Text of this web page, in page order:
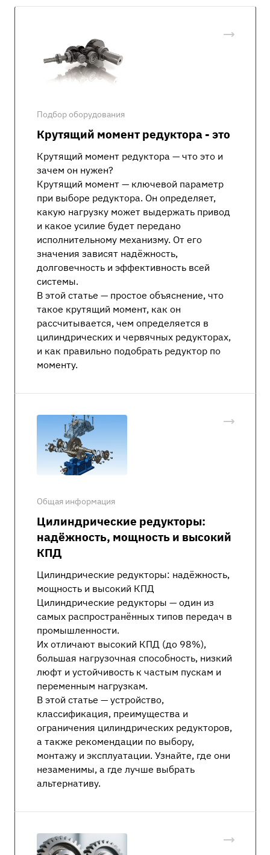
Подбор оборудования
Крутящий момент редуктора - это
Крутящий момент редуктора — что это и
зачем он нужен?
Крутящий момент — ключевой параметр
при выборе редуктора. Он определяет,
какую нагрузку может выдержать привод
и какое усилие будет передано
исполнительному механизму. От его
значения зависят надёжность,
долговечность и эффективность всей
системы.
В этой статье — простое объяснение, что
такое крутящий момент, как он
рассчитывается, чем определяется в
цилиндрических и червячных редукторах,
и как правильно подобрать редуктор по
моменту.
Общая информация
Цилиндрические редукторы:
надёжность, мощность и высокий
КПД
Цилиндрические редукторы: надёжность,
мощность и высокий КПД
Цилиндрические редукторы — один из
самых распространённых типов передач в
промышленности.
Их отличают высокий КПД (до 98%),
большая нагрузочная способность, низкий
люфт и устойчивость к частым пускам и
переменным нагрузкам.
В этой статье — устройство,
классификация, преимущества и
ограничения цилиндрических редукторов,
а также рекомендации по выбору,
монтажу и эксплуатации. Узнайте, где они
незаменимы, а где лучше выбрать
альтернативу.